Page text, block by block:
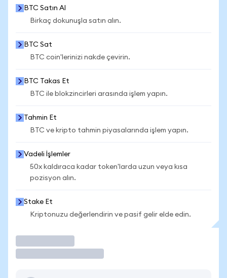
BTC Satın Al
Birkaç dokunuşla satın alın.
BTC Sat
BTC coin'lerinizi nakde çevirin.
BTC Takas Et
BTC ile blokzincirleri arasında işlem yapın.
Tahmin Et
BTC ve kripto tahmin piyasalarında işlem yapın.
Vadeli İşlemler
50x kaldıraca kadar token'larda uzun veya kısa
pozisyon alın.
Stake Et
Kriptonuzu değerlendirin ve pasif gelir elde edin.